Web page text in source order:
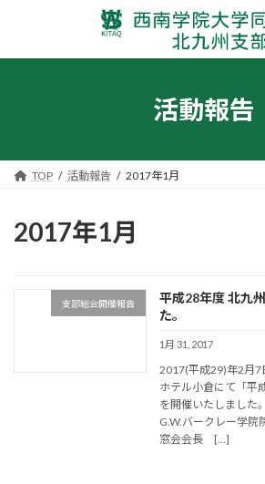
ン
ー
活動報告
TOP 活動報告 2017年1月
2017年1月
支部総会開催報告
平成28年度 北九
た。
1月 31, 2017
2017(平成29)年2月7
ホテル小倉にて「平
を開催いたしました
G.W.バークレー学院
窓会会長 […]